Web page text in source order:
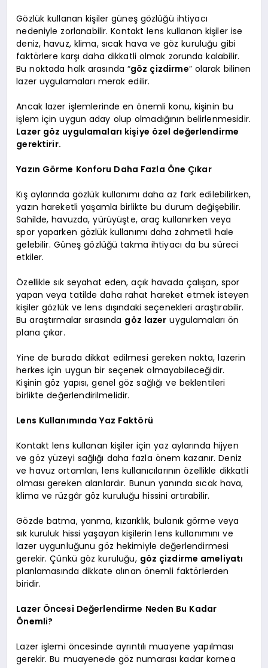
Gözlük kullanan kişiler güneş gözlüğü ihtiyacı
nedeniyle zorlanabilir. Kontakt lens kullanan kişiler ise
deniz, havuz, klima, sıcak hava ve göz kuruluğu gibi
faktörlere karşı daha dikkatli olmak zorunda kalabilir.
Bu noktada halk arasında “göz çizdirme” olarak bilinen
lazer uygulamaları merak edilir.
Ancak lazer işlemlerinde en önemli konu, kişinin bu
işlem için uygun aday olup olmadığının belirlenmesidir.
Lazer göz uygulamaları kişiye özel değerlendirme
gerektirir.
Yazın Görme Konforu Daha Fazla Öne Çıkar
Kış aylarında gözlük kullanımı daha az fark edilebilirken,
yazın hareketli yaşamla birlikte bu durum değişebilir.
Sahilde, havuzda, yürüyüşte, araç kullanırken veya
spor yaparken gözlük kullanımı daha zahmetli hale
gelebilir. Güneş gözlüğü takma ihtiyacı da bu süreci
etkiler.
Özellikle sık seyahat eden, açık havada çalışan, spor
yapan veya tatilde daha rahat hareket etmek isteyen
kişiler gözlük ve lens dışındaki seçenekleri araştırabilir.
Bu araştırmalar sırasında göz lazer uygulamaları ön
plana çıkar.
Yine de burada dikkat edilmesi gereken nokta, lazerin
herkes için uygun bir seçenek olmayabileceğidir.
Kişinin göz yapısı, genel göz sağlığı ve beklentileri
birlikte değerlendirilmelidir.
Lens Kullanımında Yaz Faktörü
Kontakt lens kullanan kişiler için yaz aylarında hijyen
ve göz yüzeyi sağlığı daha fazla önem kazanır. Deniz
ve havuz ortamları, lens kullanıcılarının özellikle dikkatli
olması gereken alanlardır. Bunun yanında sıcak hava,
klima ve rüzgâr göz kuruluğu hissini artırabilir.
Gözde batma, yanma, kızarıklık, bulanık görme veya
sık kuruluk hissi yaşayan kişilerin lens kullanımını ve
lazer uygunluğunu göz hekimiyle değerlendirmesi
gerekir. Çünkü göz kuruluğu, göz çizdirme ameliyatı
planlamasında dikkate alınan önemli faktörlerden
biridir.
Lazer Öncesi Değerlendirme Neden Bu Kadar
Önemli?
Lazer işlemi öncesinde ayrıntılı muayene yapılması
gerekir. Bu muayenede göz numarası kadar kornea